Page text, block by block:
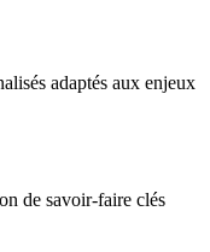
adaptés aux enjeux
de savoir-faire clés